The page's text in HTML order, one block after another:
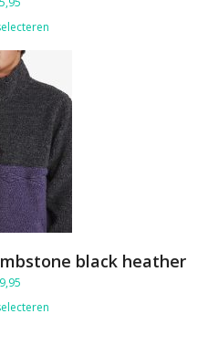
black heather